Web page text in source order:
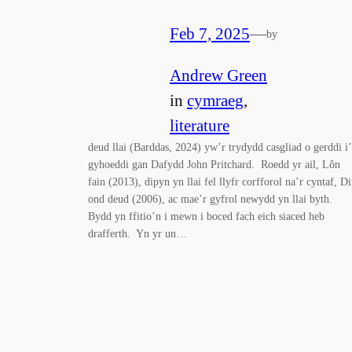
Feb 7, 2025—by
Andrew Green
in cymraeg
literature
deud llai (Barddas, 2024) yw’r trydydd casgliad o gerddi
gyhoeddi gan Dafydd John Pritchard. Roedd yr ail, Lôn
fain (2013), dipyn yn llai fel llyfr corfforol na’r cyntaf,
ond deud (2006), ac mae’r gyfrol newydd yn llai byth.
Bydd yn ffitio’n i mewn i boced fach eich siaced heb
drafferth. Yn yr un…